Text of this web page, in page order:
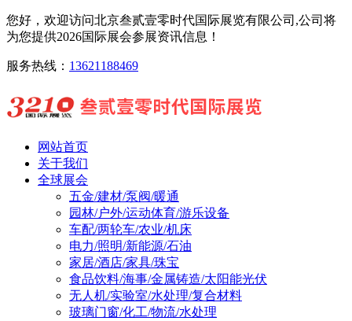
您好，欢迎访问北京叁贰壹零时代国际展览有限公司,公司将
为您提供2026国际展会参展资讯信息！
服务热线： 13621188469
网站首页
关于我们
全球展会
五金/建材/泵阀/暖通
园林/户外/运动体育/游乐设备
车配/两轮车/农业/机床
电力/照明/新能源/石油
家居/酒店/家具/珠宝
食品饮料/海事/金属铸造/太阳能光伏
无人机/实验室/水处理/复合材料
玻璃门窗/化工/物流/水处理